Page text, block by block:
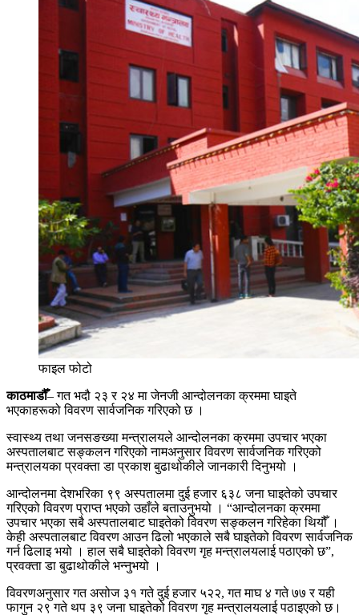
फाइल फोटो
काठमाडौँ– गत भदौ २३ र २४ मा जेनजी आन्दोलनका क्रममा घाइते
भएकाहरूको विवरण सार्वजनिक गरिएको छ ।
स्वास्थ्य तथा जनसङख्या मन्त्रालयले आन्दोलनका क्रममा उपचार भएका
अस्पतालबाट सङ्कलन गरिएको नामअनुसार विवरण सार्वजनिक गरिएको
मन्त्रालयका प्रवक्ता डा प्रकाश बुढाथोकीले जानकारी दिनुभयो ।
आन्दोलनमा देशभरिका ९९ अस्पतालमा दुई हजार ६३८ जना घाइतेको उपचार
गरिएको विवरण प्राप्त भएको उहाँले बताउनुभयो । “आन्दोलनका क्रममा
उपचार भएका सबै अस्पतालबाट घाइतेको विवरण सङ्कलन गरिहेका थियौँ ।
केही अस्पतालबाट विवरण आउन ढिलो भएकाले सबै घाइतेको विवरण सार्वजनिक
गर्न ढिलाइ भयो । हाल सबै घाइतेको विवरण गृह मन्त्रालयलाई पठाएको छ”,
प्रवक्ता डा बुढाथोकीले भन्नुभयो ।
विवरणअनुसार गत असोज ३१ गते दुई हजार ५२२, गत माघ ४ गते ७७ र यही
फागुन २९ गते थप ३९ जना घाइतेको विवरण गृह मन्त्रालयलाई पठाइएको छ।